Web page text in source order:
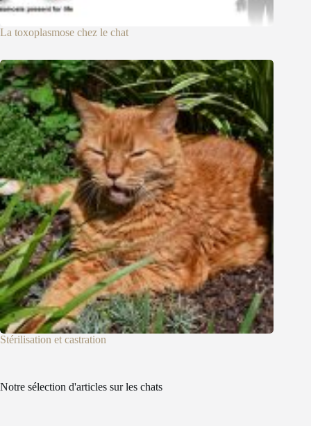
La toxoplasmose chez le chat
Stérilisation et castration
Notre sélection d'articles sur les chats